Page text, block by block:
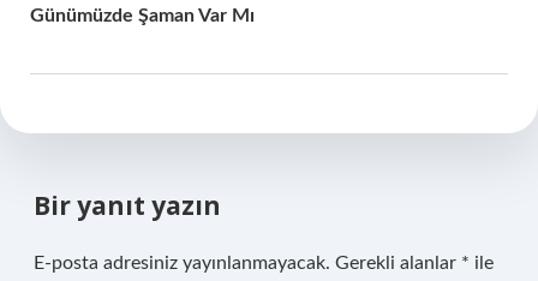
Günümüzde Şaman Var Mı
Bir yanıt yazın
E-posta adresiniz yayınlanmayacak. Gerekli alanlar * ile